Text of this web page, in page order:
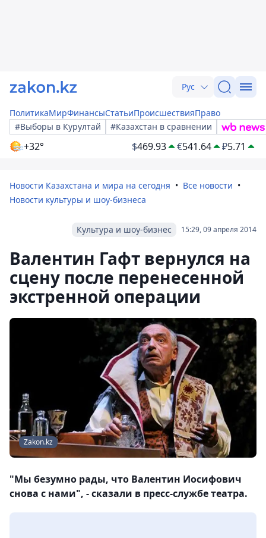
Рус
ПолитикаМирФинансыСтатьиПроисшествияПраво
#Выборы в Курултай
#Казахстан в сравнении
+32° $469.93 €541.64 ₽5.71
Новости Казахстана и мира на сегодня
Все новости
Новости культуры и шоу-бизнеса
15:29, 09 апреля 2014
Культура и шоу-бизнес
Валентин Гафт вернулся на
сцену после перенесенной
экстренной операции
Zakon.kz
"Мы безумно рады, что Валентин Иосифович
снова с нами", - сказали в пресс-службе театра.